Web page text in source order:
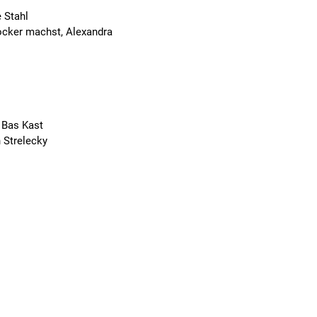
machst, Alexandra
Kast
Strelecky